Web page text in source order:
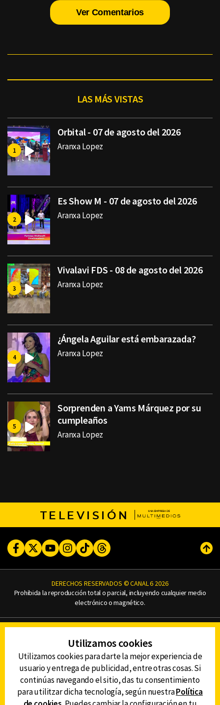
Ver Comentarios
LAS MÁS VISTAS
Orbital - 07 de agosto del 2026
Aranxa Lopez
Es Show M - 07 de agosto del 2026
Aranxa Lopez
Vivalavi FDS - 08 de agosto del 2026
Aranxa Lopez
¿Ángela Aguilar está embarazada?
Aranxa Lopez
Sorprenden a Yams Márquez por su
cumpleaños
Aranxa Lopez
TELEVISIÓN
FacebookTwitterYoutubeInstagram
TikTokThreads
DERECHOS RESERVADOS © CANAL 6 2026
Prohibida la reproducción total o parcial, incluyendo cualquier medio
electrónico o magnético.
AVISO DE PRIVACIDAD
AVISO LEGAL
DEFENSORÍA DE LAS AUDIENCIAS
Utilizamos cookies
Utilizamos cookies para darte la mejor experiencia de
usuario y entrega de publicidad, entre otras cosas. Si
continúas navegando el sitio, das tu consentimiento
para utilitzar dicha tecnología, según nuestraPolítica